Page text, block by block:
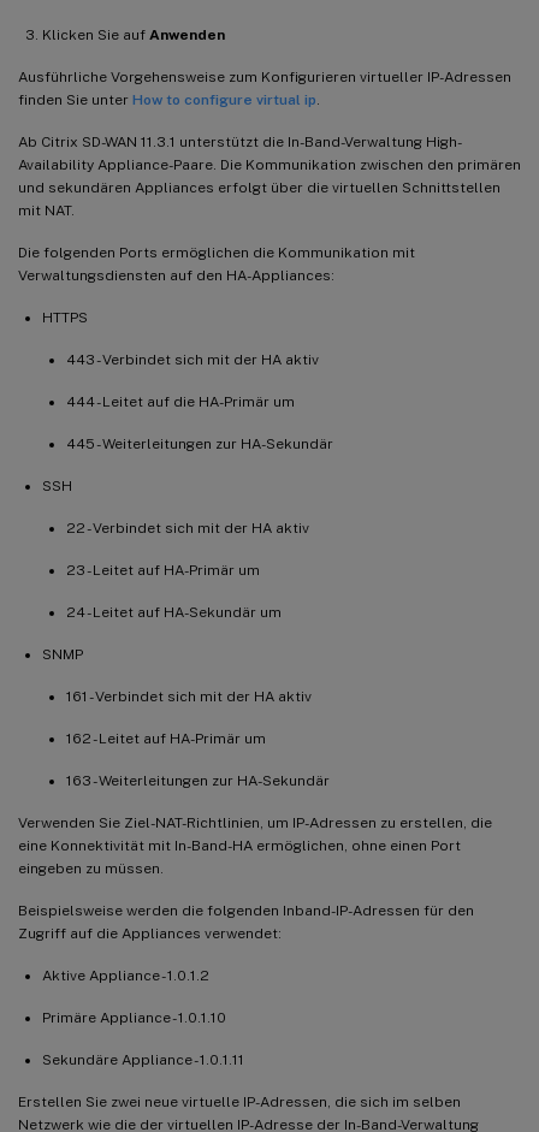
Klicken Sie auf Anwenden
Ausführliche Vorgehensweise zum Konfigurieren virtueller IP-Adressen
finden Sie unter How to configure virtual ip.
Ab Citrix SD-WAN 11.3.1 unterstützt die In-Band-Verwaltung High-
Availability Appliance-Paare. Die Kommunikation zwischen den primären
und sekundären Appliances erfolgt über die virtuellen Schnittstellen
mit NAT.
Die folgenden Ports ermöglichen die Kommunikation mit
Verwaltungsdiensten auf den HA-Appliances:
HTTPS
443 - Verbindet sich mit der HA aktiv
444 - Leitet auf die HA-Primär um
445 - Weiterleitungen zur HA-Sekundär
SSH
22 - Verbindet sich mit der HA aktiv
23 - Leitet auf HA-Primär um
24 - Leitet auf HA-Sekundär um
SNMP
161 - Verbindet sich mit der HA aktiv
162 - Leitet auf HA-Primär um
163 - Weiterleitungen zur HA-Sekundär
Verwenden Sie Ziel-NAT-Richtlinien, um IP-Adressen zu erstellen, die
eine Konnektivität mit In-Band-HA ermöglichen, ohne einen Port
eingeben zu müssen.
Beispielsweise werden die folgenden Inband-IP-Adressen für den
Zugriff auf die Appliances verwendet:
Aktive Appliance - 1.0.1.2
Primäre Appliance - 1.0.1.10
Sekundäre Appliance - 1.0.1.11
Erstellen Sie zwei neue virtuelle IP-Adressen, die sich im selben
Netzwerk wie die der virtuellen IP-Adresse der In-Band-Verwaltung